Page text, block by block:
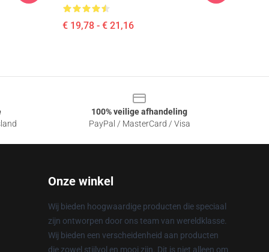
€ 19,78 - € 21,16
100% veilige afhandeling
PayPal / MasterCard / Visa
Onze winkel
Wij bieden hoogwaardige producten die speciaal
zijn ontworpen door ons team van wereldklasse.
Wij bieden een verscheidenheid aan producten
die zowel stijlvol en mooi zijn. Dit is niet alleen om